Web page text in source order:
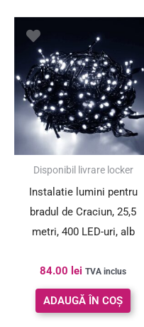
Disponibil livrare locker
Instalatie lumini pentru
bradul de Craciun, 25,5
metri, 400 LED-uri, alb
84.00 lei TVA inclus
ADAUGĂ ÎN COȘ